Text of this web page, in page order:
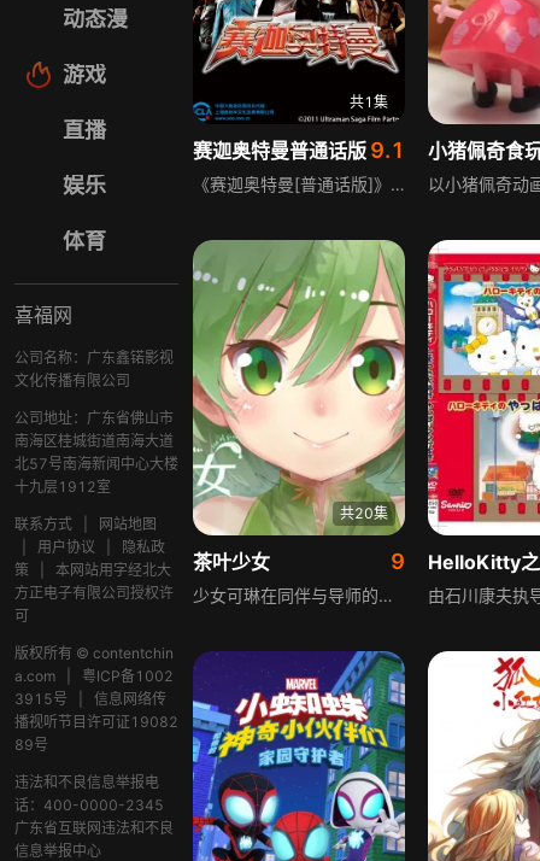
动态漫
游戏
直播
娱乐
体育
喜福网
公司名称：广东鑫锘影视
文化传播有限公司
公司地址：广东省佛山市
南海区桂城街道南海大道
北57号南海新闻中心大楼
十九层1912室
联系方式
网站地图
用户协议
隐私政
策
本网站用字经北大
方正电子有限公司授权许
可
版权所有 © contentchin
a.com
粤ICP备1002
3915号
信息网络传
播视听节目许可证19082
89号
违法和不良信息举报电
话：400-0000-2345
广东省互联网违法和不良
信息举报中心
共1集
赛迦奥特曼普通话版 9.1
《赛迦奥特曼[普通话版]》是一部经典奥特曼科幻特摄剧，讲述地球遭百特星人入侵，人类失踪，地球沦为怪兽兵器实验场，仅少数孩子幸存，7位女性组成U小队对抗敌人，戴拿、高斯、赛罗奥特曼相继来到地球，大贺希与赛罗一心同体，百特星人欲催生最强怪兽超级芝顿，地球存亡之战即将开启。
小猪佩奇食
共20集
茶叶少女 9
少女可琳在同伴与导师的指引下，踏上充满挑战的旅程，穿行于五角极星的险恶地形之中，沿途面临诸多阻碍与考验。在其他茶族的不断阻扰下，可琳克服重重困难，最终成功找到了千年茶人的遗迹，并且在遗迹之中遇上了传说中的茶精灵，开启了一段与茶相关的奇妙经历。